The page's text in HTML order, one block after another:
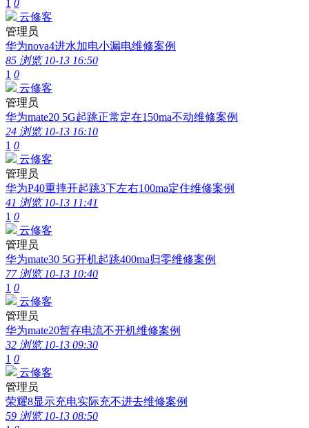
1 0
云修客
管理员
华为nova4进水加电小漏电维修案例
85 浏览 10-13 16:50
1 0
云修客
管理员
华为mate20 5G起跳正常定在150ma不动维修案例
24 浏览 10-13 16:10
1 0
云修客
管理员
华为P40重摔开起跳3下左右100ma定住维修案例
41 浏览 10-13 11:41
1 0
云修客
管理员
华为mate30 5G开机起跳400ma归零维修案例
77 浏览 10-13 10:40
1 0
云修客
管理员
华为mate20暂存电流不开机维修案例
32 浏览 10-13 09:30
1 0
云修客
管理员
荣耀8显示充电实际充不进去维修案例
59 浏览 10-13 08:50